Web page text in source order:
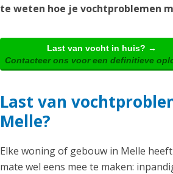
te weten hoe je vochtproblemen
Last van vocht in huis? →
Contacteer ons voor een definitieve
Last van
Melle?
Elke woning of gebouw in Melle
mate wel eens mee te maken: